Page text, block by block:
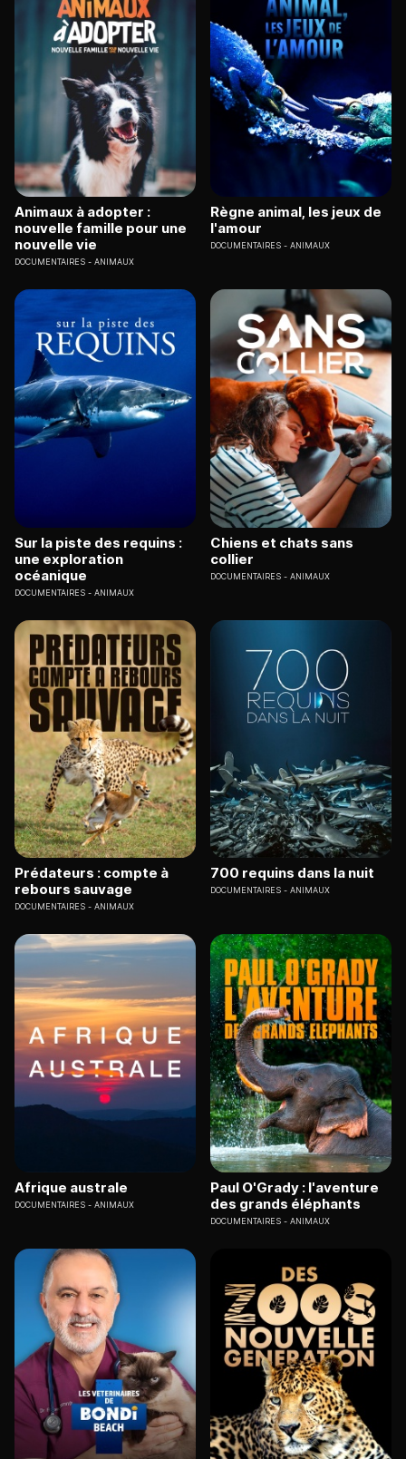
Animaux à adopter :
nouvelle famille pour une
nouvelle vie
DOCUMENTAIRES ANIMAUX
Règne animal, les jeux de
l'amour
DOCUMENTAIRES ANIMAUX
Sur la piste des requins :
une exploration
océanique
DOCUMENTAIRES ANIMAUX
Chiens et chats sans
collier
DOCUMENTAIRES ANIMAUX
Prédateurs : compte à
rebours sauvage
DOCUMENTAIRES ANIMAUX
700 requins dans la nuit
DOCUMENTAIRES ANIMAUX
Afrique australe
DOCUMENTAIRES ANIMAUX
Paul O'Grady : l'aventure
des grands éléphants
DOCUMENTAIRES ANIMAUX